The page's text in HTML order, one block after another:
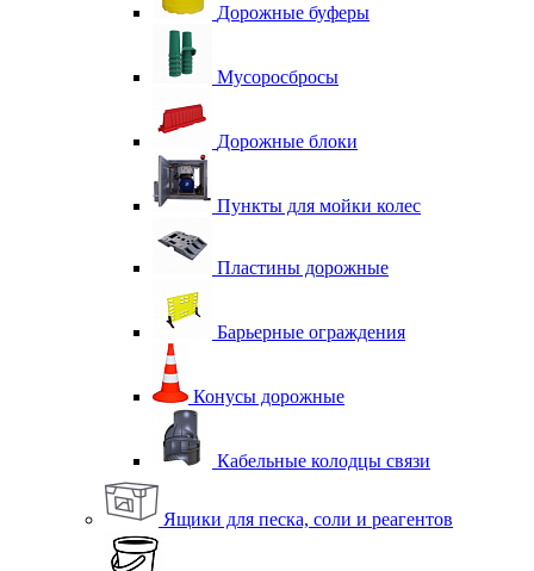
Дорожные буферы
Мусоросбросы
Дорожные блоки
Пункты для мойки колес
Пластины дорожные
Барьерные ограждения
Конусы дорожные
Кабельные колодцы связи
Ящики для песка, соли и реагентов